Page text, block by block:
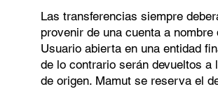
Las transferencias siempre
provenir de una cuenta a nombre
Usuario abierta en una entidad
de lo contrario serán devueltos a
de origen. Mamut se reserva el